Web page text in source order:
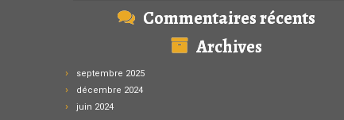
Commentaires récents
Archives
septembre 2025
décembre 2024
juin 2024